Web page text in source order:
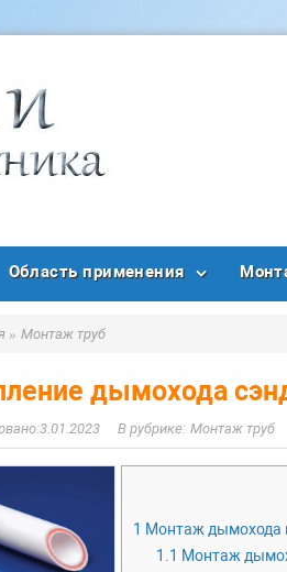
Область применения
» Монтаж труб
дымохода
3.01.2023 Монтаж труб
1 Монтаж дымохода
1.1 Монтаж